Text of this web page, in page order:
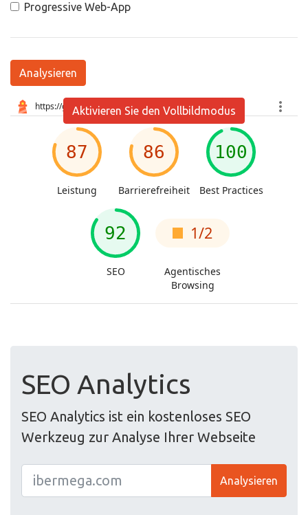
Progressive Web-App
Analysieren
Aktivieren Sie den Vollbildmodus
SEO Analytics
SEO Analytics ist ein kostenloses SEO
Werkzeug zur Analyse Ihrer Webseite
Analysieren